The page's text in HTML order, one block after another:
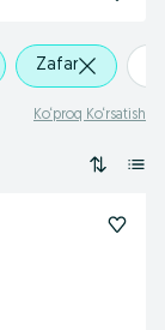
Zafar
Ko‘proq Ko‘rsatish